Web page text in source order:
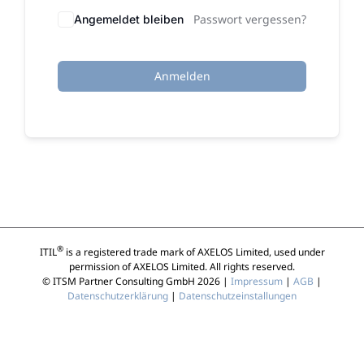
Angemeldet bleiben Passwort vergessen?
Anmelden
ITIL®is a registered trade mark of AXELOS Limited, used under
permission of AXELOS Limited. All rights reserved.
© ITSM Partner Consulting GmbH 2026 | Impressum | AGB |
Datenschutzerklärung | Datenschutzeinstallungen